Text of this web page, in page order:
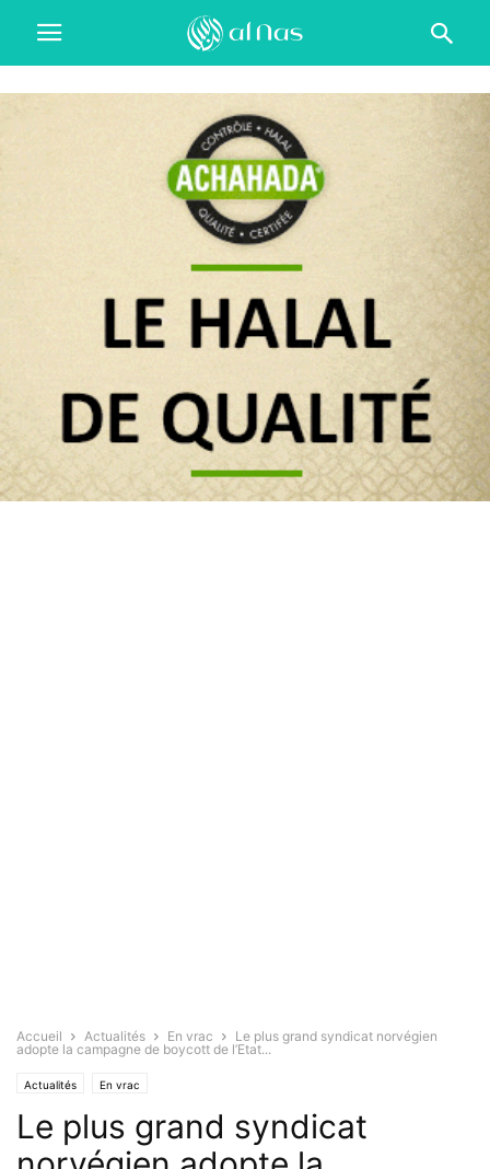
Accueil Actualités En vrac
Le plus grand syndicat norvégien
adopte la campagne de boycott de l’Etat...
Actualités En vrac
Le plus grand syndicat